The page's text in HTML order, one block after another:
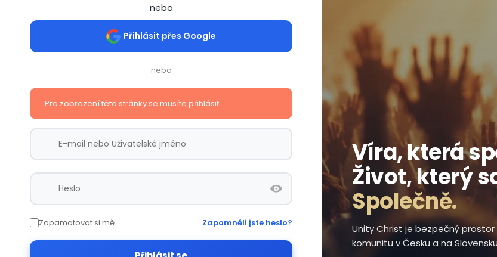
nebo
Přihlásit přes Google
nebo
Pro zobrazení této stránky se musíte přihlásit
Zapamatovat si mě Zapomněli jste heslo?
Víra, která
Život, který
Společně.
Unity Christ je bezpečný
komunitu v Česku a na